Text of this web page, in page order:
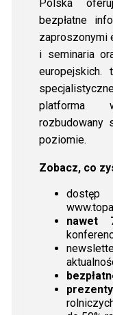
Polska
bezpłatne
zaproszonymi
i seminaria
platforma
rozbudowany
poziomie.
Zobacz, co
nawet
prezenty